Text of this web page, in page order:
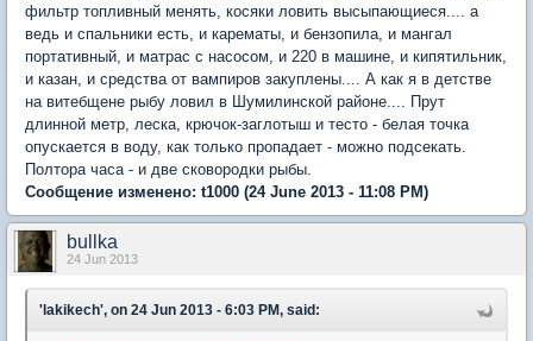
фильтр топливный менять, косяки ловить высыпающиеся.... а
ведь и спальники есть, и карематы, и бензопила, и мангал
портативный, и матрас с насосом, и 220 в машине, и кипятильник,
и казан, и средства от вампиров закуплены.... А как я в детстве
на витебщене рыбу ловил в Шумилинской районе.... Прут
длинной метр, леска, крючок-заглотыш и тесто - белая точка
опускается в воду, как только пропадает - можно подсекать.
Полтора часа - и две сковородки рыбы.
Сообщение изменено: t1000 (24 June 2013 - 11:08 PM)
bullka
24 Jun 2013
'lakikech', on 24 Jun 2013 - 6:03 PM, said: